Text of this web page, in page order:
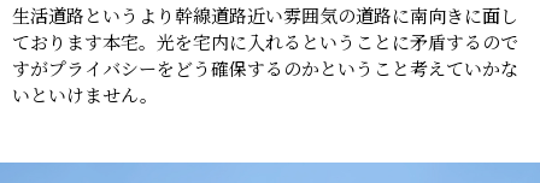
生活道路というより幹線道路近い雰囲気の道路に南向きに面し
ております本宅。光を宅内に入れるということに矛盾するので
すがプライバシーをどう確保するのかということ考えていかな
いといけません。